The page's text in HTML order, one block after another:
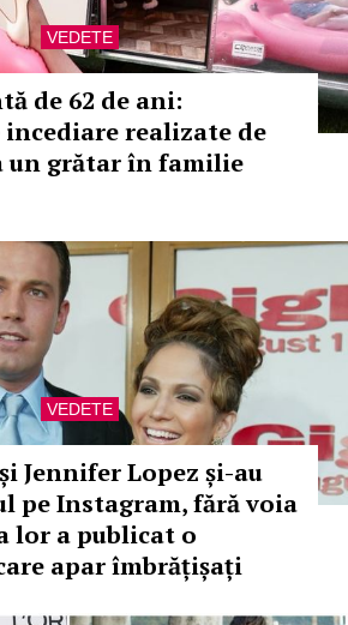
VEDETE
de 62 de ani:
realizate de
un grătar în familie
VEDETE
Jennifer Lopez și-au
pe Instagram, fără voia
lor a publicat o
apar îmbrățișați